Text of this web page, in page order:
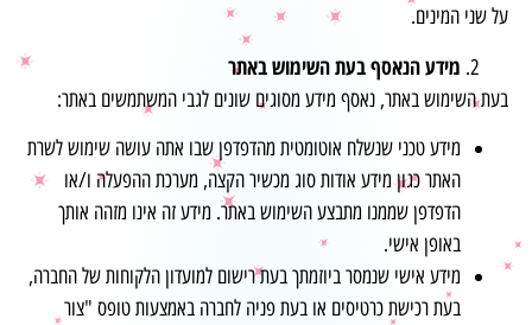
על שני המינים.
מידע הנאסף בעת השימוש באתר
בעת השימוש באתר, נאסף מידע מסוגים שונים לגבי המשתמשים באתר:
מידע טכני שנשלח אוטומטית מהדפדפן שבו אתה עושה שימוש לשרת
האתר כגון מידע אודות סוג מכשיר הקצה, מערכת ההפעלה ו/או
הדפדפן שממנו מתבצע השימוש באתר. מידע זה אינו מזהה אותך
באופן אישי.
מידע אישי שנמסר ביוזמתך בעת רישום למועדון הלקוחות של החברה,
בעת רכישת כרטיסים או בעת פניה לחברה באמצעות טופס "צור